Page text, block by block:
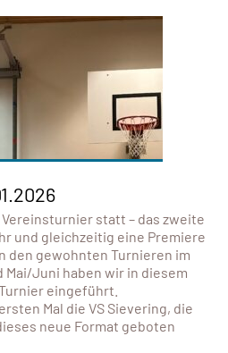
Vereinsturnier statt – das zweite
und gleichzeitig eine Premiere
den gewohnten Turnieren im
Juni haben wir in diesem
eingeführt.
Mal die VS Sievering, die
neue Format geboten